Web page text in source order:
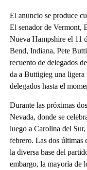
El anuncio se produce
El senador de Vermont,
Nueva Hampshire el 11
Bend, Indiana, Pete
recuento de delegados
da a Buttigieg una ligera
delegados hasta el
Durante las próximas
Nevada, donde se
luego a Carolina del
febrero. Las dos últimas
la diversa base del
embargo, la mayoría de